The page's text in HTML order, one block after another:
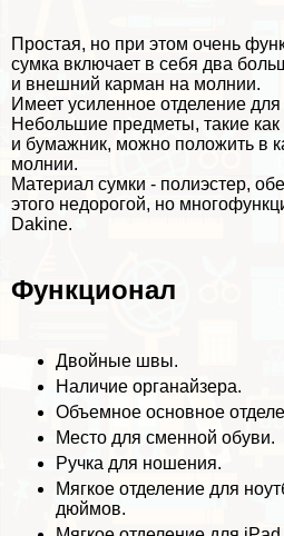
Простая, но при этом очень
сумка включает в себя два
и внешний карман на молнии.
Имеет усиленное отделение
Небольшие предметы, такие
и бумажник, можно положить в
молнии.
Материал сумки - полиэстер,
этого недорогой, но
Dakine.
Функционал
Двойные швы.
Наличие органайзера.
Объемное основное
Место для сменной обуви.
Ручка для ношения.
Мягкое отделение для
дюймов.